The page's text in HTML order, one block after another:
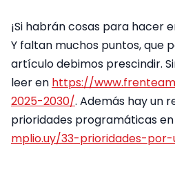
¡Si habrán cosas para hacer
Y faltan muchos puntos, que
artículo debimos prescindir.
leer en https://
2025-2030/. Además hay un
prioridades programáticas en
mplio.uy/33-prioridades-